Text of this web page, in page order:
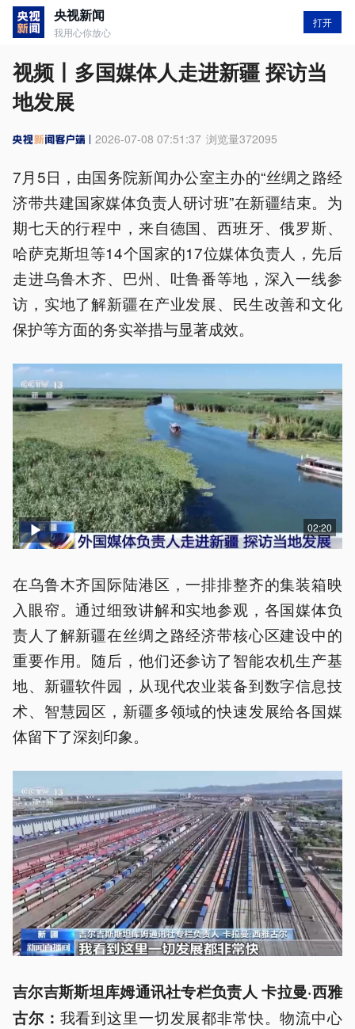
央视新闻
我用心你放心
打开
视频丨多国媒体人走进新疆 探访当
地发展
2026-07-08 07:51:37 浏览量372095
7月5日，由国务院新闻办公室主办的“丝绸之路经
济带共建国家媒体负责人研讨班”在新疆结束。为
期七天的行程中，来自德国、西班牙、俄罗斯、
哈萨克斯坦等14个国家的17位媒体负责人，先后
走进乌鲁木齐、巴州、吐鲁番等地，深入一线参
访，实地了解新疆在产业发展、民生改善和文化
保护等方面的务实举措与显著成效。
02:20
在乌鲁木齐国际陆港区，一排排整齐的集装箱映
入眼帘。通过细致讲解和实地参观，各国媒体负
责人了解新疆在丝绸之路经济带核心区建设中的
重要作用。随后，他们还参访了智能农机生产基
地、新疆软件园，从现代农业装备到数字信息技
术、智慧园区，新疆多领域的快速发展给各国媒
体留下了深刻印象。
吉尔吉斯斯坦库姆通讯社专栏负责人 卡拉曼·西雅
古尔： 我看到这里一切发展都非常快。物流中心